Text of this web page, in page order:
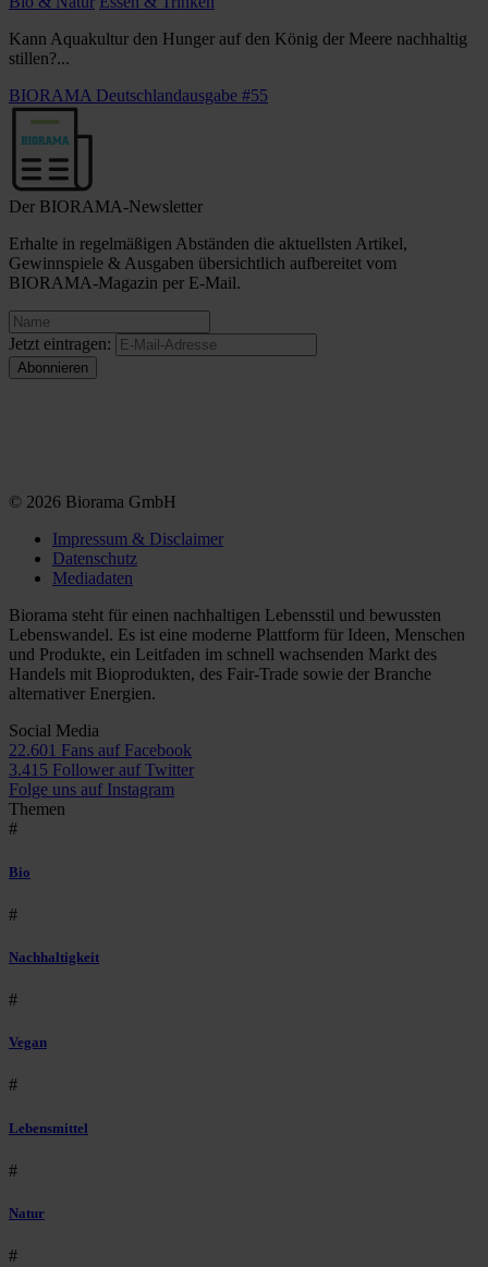
Kann Aquakultur den Hunger auf den König der Meere nachhaltig
stillen?...
BIORAMA Deutschlandausgabe #55
Der BIORAMA-Newsletter
Erhalte in regelmäßigen Abständen die aktuellsten Artikel,
Gewinnspiele & Ausgaben übersichtlich aufbereitet vom
BIORAMA-Magazin per E-Mail.
Jetzt eintragen:
© 2026 Biorama GmbH
Impressum & Disclaimer
Datenschutz
Mediadaten
Biorama steht für einen nachhaltigen Lebensstil und bewussten
Lebenswandel. Es ist eine moderne Plattform für Ideen, Menschen
und Produkte, ein Leitfaden im schnell wachsenden Markt des
Handels mit Bioprodukten, des Fair-Trade sowie der Branche
alternativer Energien.
Social Media
22.601 Fans auf Facebook
3.415 Follower auf Twitter
Folge uns auf Instagram
Themen
#
Bio
#
Nachhaltigkeit
#
Vegan
#
Lebensmittel
#
Natur
#